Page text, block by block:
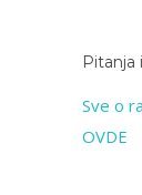
Pitanja
Sve o
OVDE